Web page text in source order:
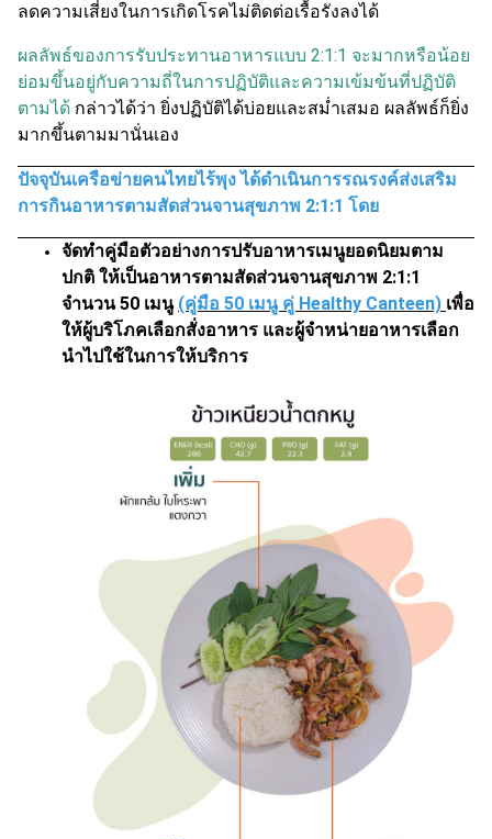
ลดความเสี่ยงในการเกิดโรคไม่ติดต่อเรื้อรังลงได้
ผลลัพธ์ของการรับประทานอาหารแบบ 2:1:1 จะมากหรือน้อย
ย่อมขึ้นอยู่กับความถี่ในการปฏิบัติและความเข้มข้นที่ปฏิบัติ
ตามได้ กล่าวได้ว่า ยิ่งปฏิบัติได้บ่อยและสม่ำเสมอ ผลลัพธ์ก็ยิ่ง
มากขึ้นตามมานั่นเอง
ปัจจุบันเครือข่ายคนไทยไร้พุง ได้ดำเนินการรณรงค์ส่งเสริม
การกินอาหารตามสัดส่วนจานสุขภาพ 2:1:1 โดย
จัดทำคู่มือตัวอย่างการปรับอาหารเมนูยอดนิยมตาม
ปกติ ให้เป็นอาหารตามสัดส่วนจานสุขภาพ 2:1:1
จำนวน 50 เมนู (คู่มือ 50 เมนู คู่ Healthy Canteen) เพื่อ
ให้ผู้บริโภคเลือกสั่งอาหาร และผู้จำหน่ายอาหารเลือก
นำไปใช้ในการให้บริการ